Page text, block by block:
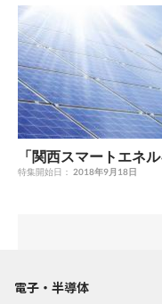
「関西スマートエネ
特集開始日： 2018年9月18日
電子・半導体